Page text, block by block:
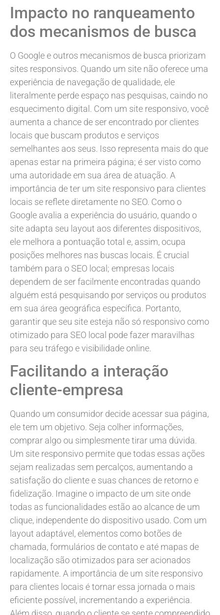
Impacto no ranqueamento
dos mecanismos de busca
O Google e outros mecanismos de busca priorizam
sites responsivos. Quando um site não oferece uma
experiência de navegação de qualidade, ele
literalmente perde espaço nas pesquisas, caindo no
esquecimento digital. Com um site responsivo, você
aumenta a chance de ser encontrado por clientes
locais que buscam produtos e serviços
semelhantes aos seus. Isso representa mais do que
apenas estar na primeira página; é ser visto como
uma autoridade em sua área de atuação. A
importância de ter um site responsivo para clientes
locais se reflete diretamente no SEO. Como o
Google avalia a experiência do usuário, quando o
site adapta seu layout aos diferentes dispositivos,
ele melhora a pontuação total e, assim, ocupa
posições melhores nas buscas locais. É crucial
também para o SEO local; empresas locais
dependem de ser facilmente encontradas quando
alguém está pesquisando por serviços ou produtos
em sua área geográfica específica. Portanto,
garantir que seu site esteja não só responsivo como
otimizado para SEO local pode fazer maravilhas
para seu tráfego e visibilidade online.
Facilitando a interação
cliente-empresa
Quando um consumidor decide acessar sua página,
ele tem um objetivo. Seja colher informações,
comprar algo ou simplesmente tirar uma dúvida.
Um site responsivo permite que todas essas ações
sejam realizadas sem percalços, aumentando a
satisfação do cliente e suas chances de retorno e
fidelização. Imagine o impacto de um site onde
todas as funcionalidades estão ao alcance de um
clique, independente do dispositivo usado. Com um
layout adaptável, elementos como botões de
chamada, formulários de contato e até mapas de
localização são otimizados para ser acionados
rapidamente. A importância de um site responsivo
para clientes locais é tornar essa jornada o mais
eficiente possível, incrementando a experiência.